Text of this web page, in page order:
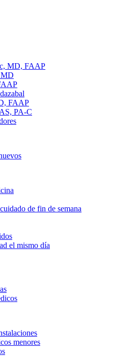
MD, FAAP
FAAP
PA-C
de fin de semana
el mismo día
menores